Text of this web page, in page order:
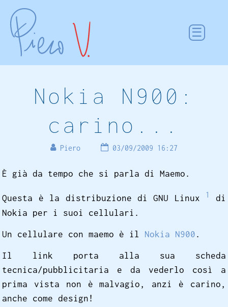
Nokia N900:
carino...
Piero 03/09/2009 16:27
È già da tempo che si parla di Maemo.
Questa è la distribuzione di GNU Linux 1
di
Nokia per i suoi cellulari.
Un cellulare con maemo è il Nokia N900 .
Il link porta alla sua scheda
tecnica/pubblicitaria e da vederlo così a
prima vista non è malvagio, anzi è carino,
anche come design!